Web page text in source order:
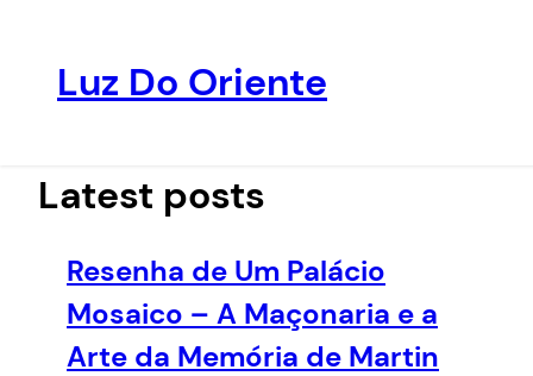
conteúdo
Luz Do Oriente
Latest posts
Resenha de Um Palácio
Mosaico – A Maçonaria e a
Arte da Memória de Martin